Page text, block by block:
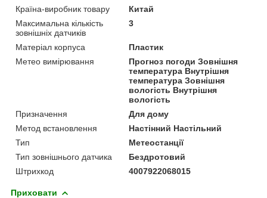
Країна-виробник товару
Китай
Максимальна кількість
зовнішніх датчиків
3
Матеріал корпуса
Пластик
Метео вимірювання
Прогноз погоди Зовнішня
температура Внутрішня
температура Зовнішня
вологість Внутрішня
вологість
Призначення
Для дому
Метод встановлення
Настінний Настільний
Тип
Метеостанції
Тип зовнішнього датчика
Бездротовий
Штрихкод
4007922068015
Приховати